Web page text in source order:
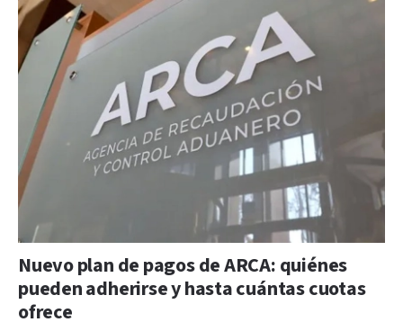
Nuevo plan de pagos de ARCA: quiénes
pueden adherirse y hasta cuántas cuotas
ofrece